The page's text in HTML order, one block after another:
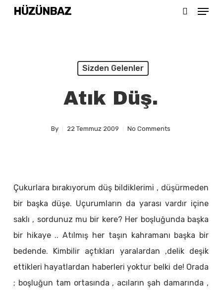
SkipHÜZÜNBAZ Menu
Sizden Gelenler
Atık Düş.
By 22 Temmuz 2009 No Comments
Çukurlara bırakıyorum düş bildiklerimi , düşürmeden
bir başka düşe. Uçurumların da yarası vardır içine
saklı , sordunuz mu bir kere? Her boşluğunda başka
bir hikaye .. Atılmış her taşın kahramanı başka bir
bedende. Kimbilir açtıkları yaralardan ,delik deşik
ettikleri hayatlardan haberleri yoktur belki de! Orada
; boşluğun tam ortasında , acıların şah damarında ,